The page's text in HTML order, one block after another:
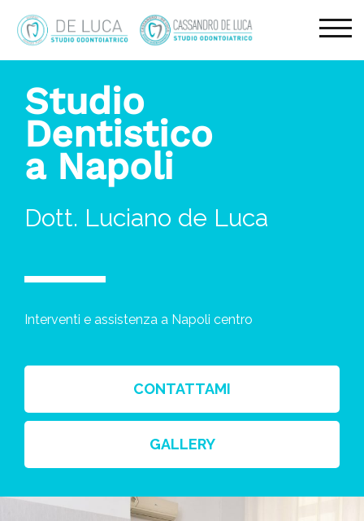
Studio
Dentistico
a Napoli
Dott. Luciano de Luca
Interventi e assistenza a Napoli centro
CONTATTAMI
GALLERY